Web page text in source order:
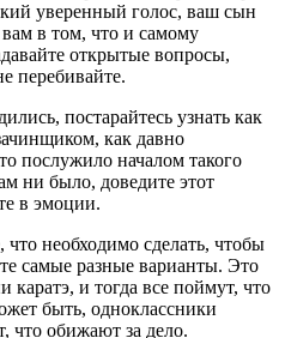
уверенный голос, ваш сын
в том, что и самому
открытые вопросы,
перебивайте.
постарайтесь узнать как
как давно
послужило началом такого
ни было, доведите этот
в эмоции.
необходимо сделать, чтобы
самые разные варианты. Это
и тогда все поймут, что
быть, одноклассники
что обижают за дело.